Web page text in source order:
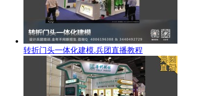
转折门头一体化建模.兵团直播教程